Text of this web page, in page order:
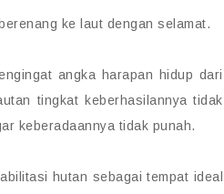
ke laut dengan selamat.
angka harapan hidup dari
tingkat keberhasilannya tidak
keberadaannya tidak punah.
hutan sebagai tempat ideal